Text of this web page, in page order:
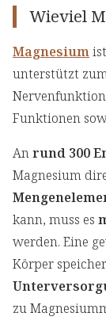
Wieviel
Magnesiumist
unterstützt
Funktionen
Anrund 300
Magnesium
kann, muss es
werden. Eine
Körper
zu